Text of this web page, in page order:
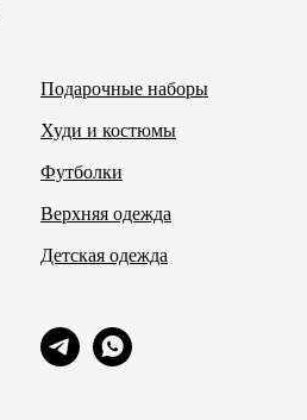
Подарочные наборы
Худи и костюмы
Футболки
Верхняя одежда
Детская одежда